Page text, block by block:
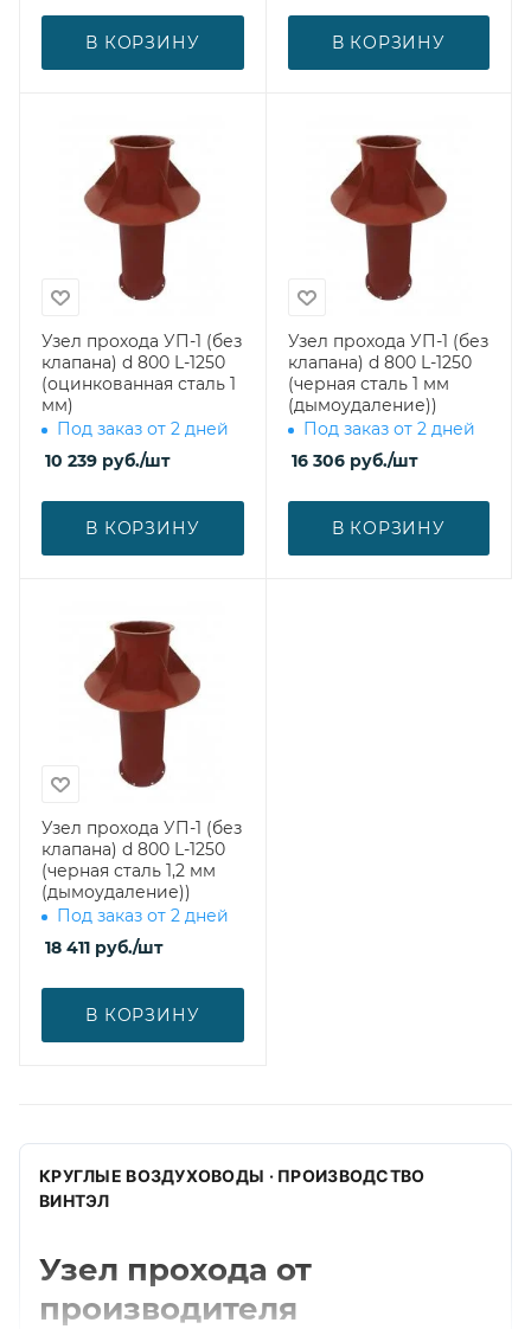
В КОРЗИНУ В КОРЗИНУ
Узел прохода УП-1 (без
клапана) d 800 L-1250
(оцинкованная сталь 1
мм)
Под заказ от 2 дней
10 239 руб./шт
В КОРЗИНУ
Узел прохода УП-1 (без
клапана) d 800 L-1250
(черная сталь 1 мм
(дымоудаление))
Под заказ от 2 дней
16 306руб./шт
В КОРЗИНУ
Узел прохода УП-1 (без
клапана) d 800 L-1250
(черная сталь 1,2 мм
(дымоудаление))
Под заказ от 2 дней
18 411 руб./шт
В КОРЗИНУ
КРУГЛЫЕ ВОЗДУХОВОДЫ · ПРОИЗВОДСТВО
ВИНТЭЛ
Узел прохода от
производителя